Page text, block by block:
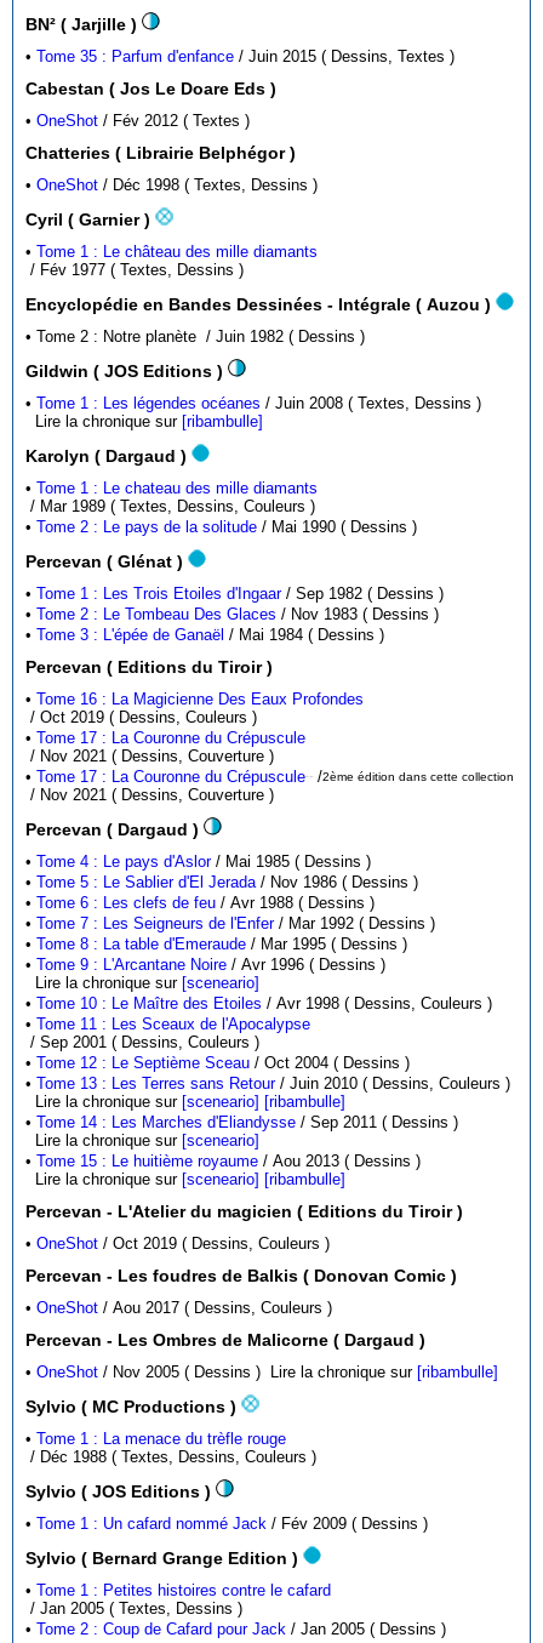
BN² ( Jarjille )
•Tome 35 : Parfum d'enfance / Juin 2015 ( Dessins, Textes )
Cabestan ( Jos Le Doare Eds )
•OneShot / Fév 2012 ( Textes )
Chatteries ( Librairie Belphégor )
•OneShot / Déc 1998 ( Textes, Dessins )
Cyril ( Garnier )
•Tome 1 : Le château des mille diamants
/ Fév 1977 ( Textes, Dessins )
Encyclopédie en Bandes Dessinées - Intégrale ( Auzou )
• Tome 2 : Notre planète / Juin 1982 ( Dessins )
Gildwin ( JOS Editions )
•Tome 1 : Les légendes océanes
/ Juin 2008 ( Textes, Dessins )
Lire la chronique sur [ribambulle]
Karolyn ( Dargaud )
•Tome 1 : Le chateau des mille diamants
/ Mar 1989 ( Textes, Dessins, Couleurs )
•Tome 2 : Le pays de la solitude / Mai 1990 ( Dessins )
Percevan ( Glénat )
•Tome 1 : Les Trois Etoiles d'Ingaar
/ Sep 1982 ( Dessins )
•Tome 2 : Le Tombeau Des Glaces
/ Nov 1983 ( Dessins )
•Tome 3 : L'épée de Ganaël / Mai 1984 ( Dessins )
Percevan ( Editions du Tiroir )
•Tome 16 : La Magicienne Des Eaux Profondes
/ Oct 2019 ( Dessins, Couleurs )
•Tome 17 : La Couronne du Crépuscule
/ Nov 2021 ( Dessins, Couverture )
•Tome 17 : La Couronne du Crépuscule /2ème édition dans cette collection
/ Nov 2021 ( Dessins, Couverture )
Percevan ( Dargaud )
•Tome 4 : Le pays d'Aslor
/ Mai 1985 ( Dessins )
•Tome 5 : Le Sablier d'El Jerada
/ Nov 1986 ( Dessins )
•Tome 6 : Les clefs de feu
/ Avr 1988 ( Dessins )
•Tome 7 : Les Seigneurs de l'Enfer
/ Mar 1992 ( Dessins )
•Tome 8 : La table d'Emeraude
/ Mar 1995 ( Dessins )
•Tome 9 : L'Arcantane Noire
/ Avr 1996 ( Dessins )
Lire la chronique sur [sceneario]
•Tome 10 : Le Maître des Etoiles
/ Avr 1998 ( Dessins, Couleurs )
•Tome 11 : Les Sceaux de l'Apocalypse
/ Sep 2001 ( Dessins, Couleurs )
•Tome 12 : Le Septième Sceau
/ Oct 2004 ( Dessins )
•Tome 13 : Les Terres sans Retour
/ Juin 2010 ( Dessins, Couleurs )
Lire la chronique sur [sceneario] [ribambulle]
•Tome 14 : Les Marches d'Eliandysse
/ Sep 2011 ( Dessins )
Lire la chronique sur [sceneario]
•Tome 15 : Le huitième royaume
/ Aou 2013 ( Dessins )
Lire la chronique sur [sceneario] [ribambulle]
Percevan - L'Atelier du magicien ( Editions du Tiroir )
•OneShot / Oct 2019 ( Dessins, Couleurs )
Percevan - Les foudres de Balkis ( Donovan Comic )
•OneShot / Aou 2017 ( Dessins, Couleurs )
Percevan - Les Ombres de Malicorne ( Dargaud )
•OneShot / Nov 2005 ( Dessins ) Lire la chronique sur [ribambulle]
Sylvio ( MC Productions )
•Tome 1 : La menace du trèfle rouge
/ Déc 1988 ( Textes, Dessins, Couleurs )
Sylvio ( JOS Editions )
•Tome 1 : Un cafard nommé Jack / Fév 2009 ( Dessins )
Sylvio ( Bernard Grange Edition )
•Tome 1 : Petites histoires contre le cafard
/ Jan 2005 ( Textes, Dessins )
•Tome 2 : Coup de Cafard pour Jack
/ Jan 2005 ( Dessins )